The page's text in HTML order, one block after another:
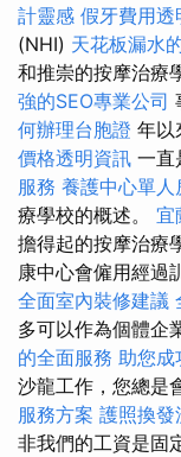
計靈感 假牙費用透
(NHI) 天花板漏水
和推崇的按摩治療
強的SEO專業公司
何辦理台胞證 年以
價格透明資訊 一直
服務 養護中心單人
療學校的概述。 宜
擔得起的按摩治療
康中心會僱用經過
全面室內裝修建議
多可以作為個體企
的全面服務 助您成
沙龍工作，您總是
服務方案 護照換發
非我們的工資是固